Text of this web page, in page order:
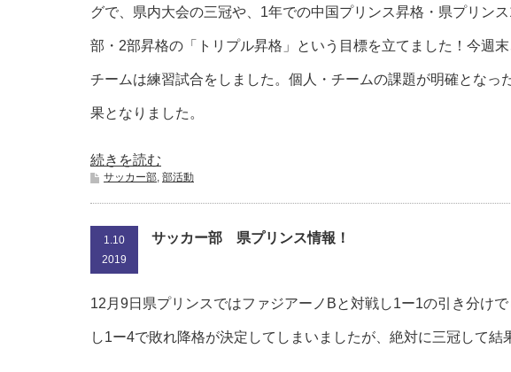
グで、県内大会の三冠や、1年での中国プリンス昇格・県プリンス
部・2部昇格の「トリプル昇格」という目標を立てました！今週
チームは練習試合をしました。個人・チームの課題が明確となっ
果となりました。
続きを読む
サッカー部, 部活動
1.10
2019
サッカー部 県プリンス情報！
12月9日県プリンスではファジアーノBと対戦し1ー1の引き分け
し1ー4で敗れ降格が決定してしまいましたが、絶対に三冠して結